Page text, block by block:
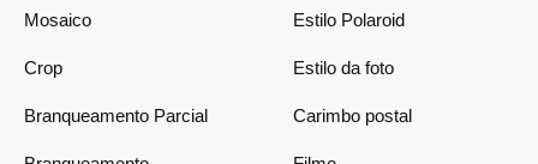
Mosaico
Crop
Branqueamento Parcial
Estilo Polaroid
Estilo da foto
Carimbo postal